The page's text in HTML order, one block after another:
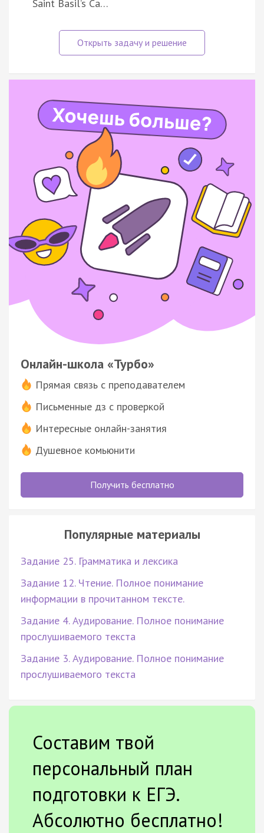
Saint Basil’s Ca…
Онлайн-школа «Турбо»
Прямая связь с преподавателем
Письменные дз с проверкой
Интересные онлайн-занятия
Душевное комьюнити
Получить бесплатно
Популярные материалы
Задание 25. Грамматика и лексика
Задание 12. Чтение. Полное понимание
информации в прочитанном тексте.
Задание 4. Аудирование. Полное понимание
прослушиваемого текста
Задание 3. Аудирование. Полное понимание
прослушиваемого текста
Составим твой
персональный план
подготовки к ЕГЭ.
Абсолютно бесплатно!